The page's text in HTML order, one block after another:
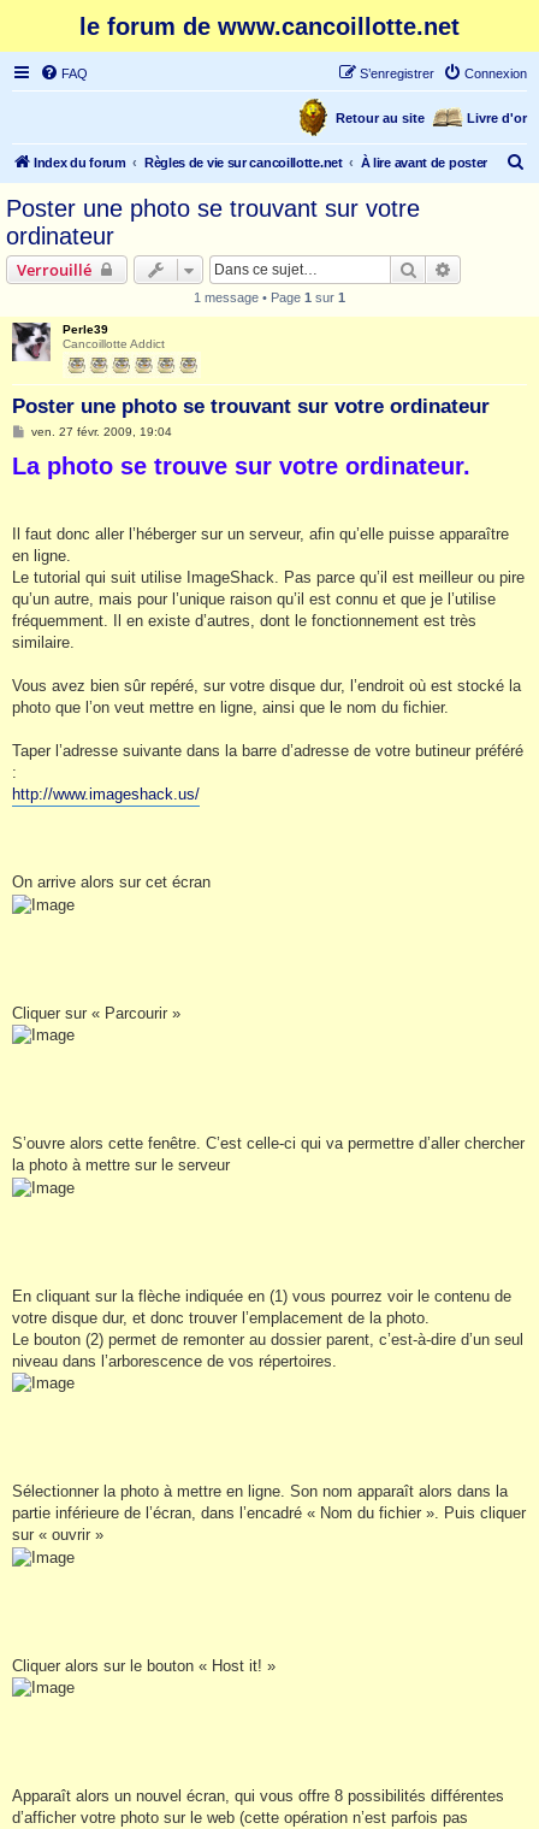
le forum de www.cancoillotte.net
FAQ Connexion
S’enregistrer
Livre d'or
Retour au site
Index du forum Règles de vie sur cancoillotte.net À lire avant de poster
Poster une photo se trouvant sur votre
ordinateur
Verrouillé Rechercher
1 message • Page 1 sur 1
Perle39
Cancoillotte Addict
Poster une photo se trouvant sur votre ordinateur
M
s
s
ven. 27 févr. 2009, 19:04
La photo se trouve sur votre ordinateur.
Il faut donc aller l’héberger sur un serveur, afin qu’elle puisse apparaître
en ligne.
Le tutorial qui suit utilise ImageShack. Pas parce qu’il est meilleur ou pire
qu’un autre, mais pour l’unique raison qu’il est connu et que je l’utilise
fréquemment. Il en existe d’autres, dont le fonctionnement est très
similaire.
Vous avez bien sûr repéré, sur votre disque dur, l’endroit où est stocké la
photo que l’on veut mettre en ligne, ainsi que le nom du fichier.
Taper l’adresse suivante dans la barre d’adresse de votre butineur préféré
:
http://www.imageshack.us/
On arrive alors sur cet écran
Cliquer sur « Parcourir »
S’ouvre alors cette fenêtre. C’est celle-ci qui va permettre d’aller chercher
la photo à mettre sur le serveur
En cliquant sur la flèche indiquée en (1) vous pourrez voir le contenu de
votre disque dur, et donc trouver l’emplacement de la photo.
Le bouton (2) permet de remonter au dossier parent, c’est-à-dire d’un seul
niveau dans l’arborescence de vos répertoires.
Sélectionner la photo à mettre en ligne. Son nom apparaît alors dans la
partie inférieure de l’écran, dans l’encadré « Nom du fichier ». Puis cliquer
sur « ouvrir »
Cliquer alors sur le bouton « Host it! »
Apparaît alors un nouvel écran, qui vous offre 8 possibilités différentes
d’afficher votre photo sur le web (cette opération n’est parfois pas